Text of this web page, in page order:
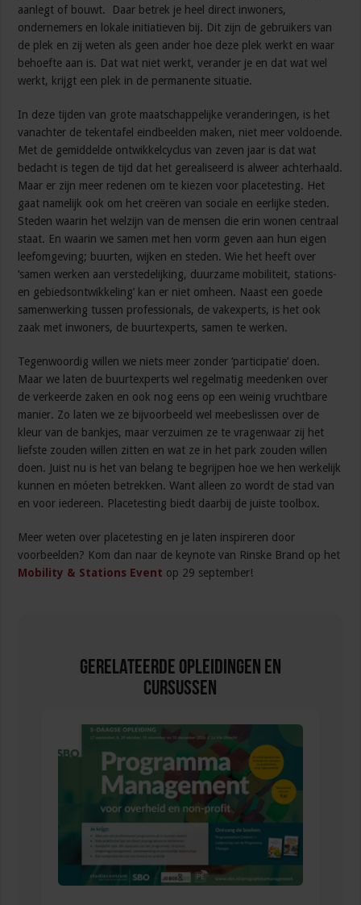
aanlegt of bouwt. Daar betrek je heel direct inwoners,
ondernemers en lokale initiatieven bij. Dit zijn de gebruikers van
de plek en zij weten als geen ander hoe deze plek werkt en waar
behoefte aan is. Dat wat niet werkt, verander je en dat wat wel
werkt, krijgt een plek in de permanente situatie.
In deze tijden van grote maatschappelijke veranderingen, is het
vanachter de tekentafel eindbeelden maken, niet meer voldoende.
Met de gemiddelde ontwikkelcyclus van zeven jaar is dat wat
bedacht is tegen de tijd dat het gerealiseerd is alweer achterhaald.
Maar er zijn meer redenen om te kiezen voor placetesting. Het
gaat namelijk ook om het creëren van sociale en eerlijke steden.
Steden waarin het welzijn van de mensen die erin wonen centraal
staat. En waarin we samen met hen vorm geven aan hun eigen
leefomgeving; buurten, wijken en steden. Wie het heeft over
‘samen werken aan verstedelijking, duurzame mobiliteit, stations-
en gebiedsontwikkeling’ kan er niet omheen. Naast een goede
samenwerking tussen professionals, de vakexperts, is het ook
zaak met inwoners, de buurtexperts, samen te werken.
Tegenwoordig willen we niets meer zonder ‘participatie’ doen.
Maar we laten de buurtexperts wel regelmatig meedenken over
de verkeerde zaken en ook nog eens op een weinig vruchtbare
manier. Zo laten we ze bijvoorbeeld wel meebeslissen over de
kleur van de bankjes, maar verzuimen ze te vragenwaar zij het
liefste zouden willen zitten en wat ze in het park zouden willen
doen. Juist nu is het van belang te begrijpen hoe we hen werkelijk
kunnen en móeten betrekken. Want alleen zo wordt de stad van
en voor iedereen. Placetesting biedt daarbij de juiste toolbox.
Meer weten over placetesting en je laten inspireren door
voorbeelden? Kom dan naar de keynote van Rinske Brand op het
Mobility & Stations Event op 29 september!
Gerelateerde Opleidingen en
Cursussen